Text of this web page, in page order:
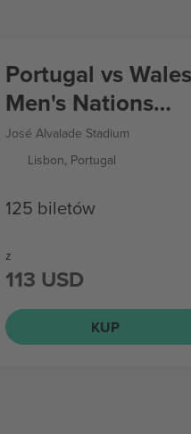
Portugal vs Wales
Men's Nations
League
José Alvalade Stadium
Lisbon, Portugal
125 biletów
z
113 USD
KUP